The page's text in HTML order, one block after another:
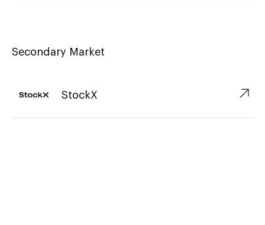
Secondary Market
StockX ↗︎